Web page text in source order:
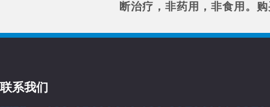
断治疗，非药用，非食用。
联系我们